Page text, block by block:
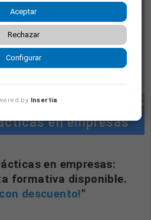
en empresas
en empresas:
formativa disponible.
descuento!"
Aceptar
Rechazar
Configurar
by Insertia